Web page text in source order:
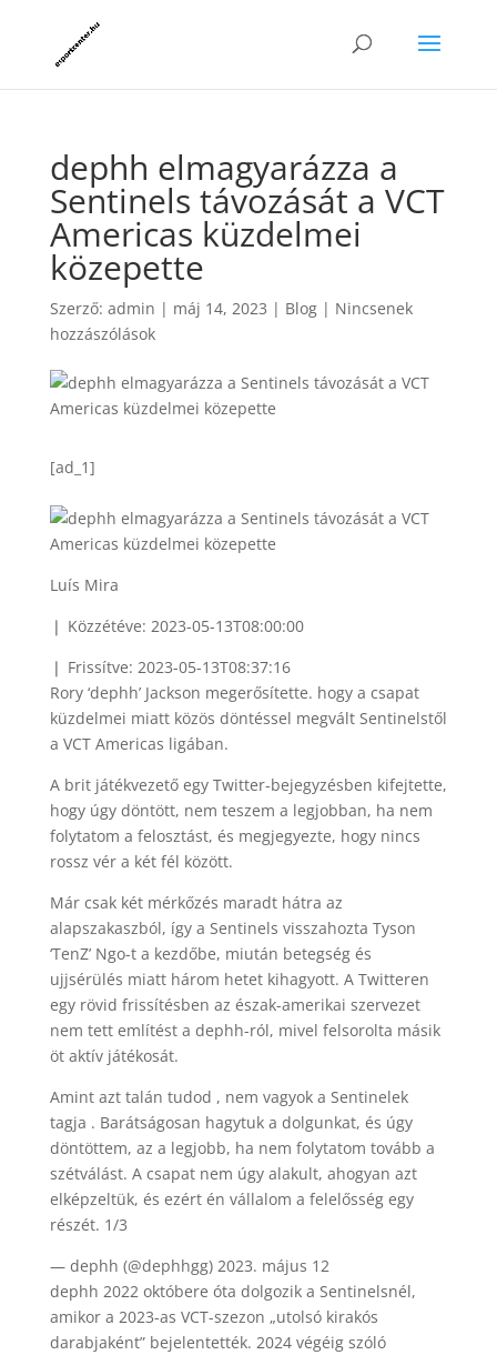
dephh elmagyarázza a
Sentinels távozását a VCT
Americas küzdelmei
közepette
Szerző: admin | máj 14, 2023 | Blog| Nincsenek
hozzászólások
[ad_1]
Luís Mira
❘ Közzétéve: 2023-05-13T08:00:00
❘ Frissítve: 2023-05-13T08:37:16
Rory ‘dephh’ Jackson megerősítette. hogy a csapat
küzdelmei miatt közös döntéssel megvált Sentinelstől
a VCT Americas ligában.
A brit játékvezető egy Twitter-bejegyzésben kifejtette,
hogy úgy döntött, nem teszem a legjobban, ha nem
folytatom a felosztást, és megjegyezte, hogy nincs
rossz vér a két fél között.
Már csak két mérkőzés maradt hátra az
alapszakaszból, így a Sentinels visszahozta Tyson
‘TenZ’ Ngo-t a kezdőbe, miután betegség és
ujjsérülés miatt három hetet kihagyott. A Twitteren
egy rövid frissítésben az észak-amerikai szervezet
nem tett említést a dephh-ról, mivel felsorolta másik
öt aktív játékosát.
Amint azt talán tudod , nem vagyok a Sentinelek
tagja . Barátságosan hagytuk a dolgunkat, és úgy
döntöttem, az a legjobb, ha nem folytatom tovább a
szétválást. A csapat nem úgy alakult, ahogyan azt
elképzeltük, és ezért én vállalom a felelősség egy
részét. 1/3
— dephh (@dephhgg) 2023. május 12
dephh 2022 októbere óta dolgozik a Sentinelsnél,
amikor a 2023-as VCT-szezon „utolsó kirakós
darabjaként” bejelentették. 2024 végéig szóló